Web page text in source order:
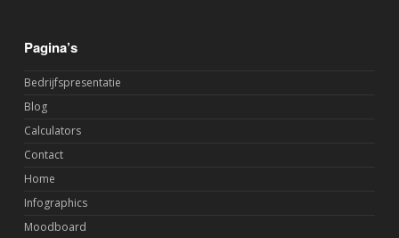
Pagina’s
Bedrijfspresentatie
Blog
Calculators
Contact
Home
Infographics
Moodboard